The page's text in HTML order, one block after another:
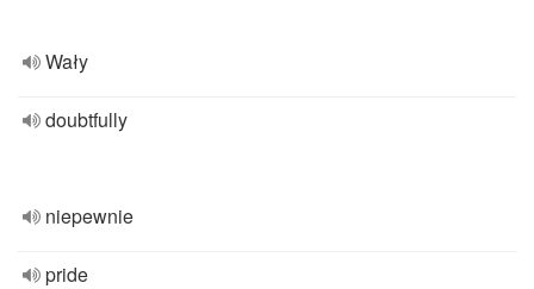
Wały
doubtfully
niepewnie
pride